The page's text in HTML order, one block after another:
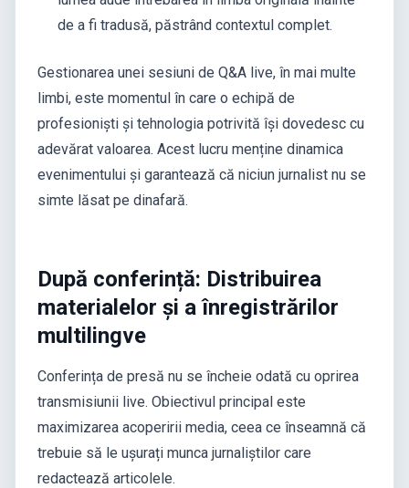
de a fi tradusă, păstrând contextul complet.
Gestionarea unei sesiuni de Q&A live, în mai multe
limbi, este momentul în care o echipă de
profesioniști și tehnologia potrivită își dovedesc cu
adevărat valoarea. Acest lucru menține dinamica
evenimentului și garantează că niciun jurnalist nu se
simte lăsat pe dinafară.
După conferință: Distribuirea
materialelor și a înregistrărilor
multilingve
Conferința de presă nu se încheie odată cu oprirea
transmisiunii live. Obiectivul principal este
maximizarea acoperirii media, ceea ce înseamnă că
trebuie să le ușurați munca jurnaliștilor care
redactează articolele.